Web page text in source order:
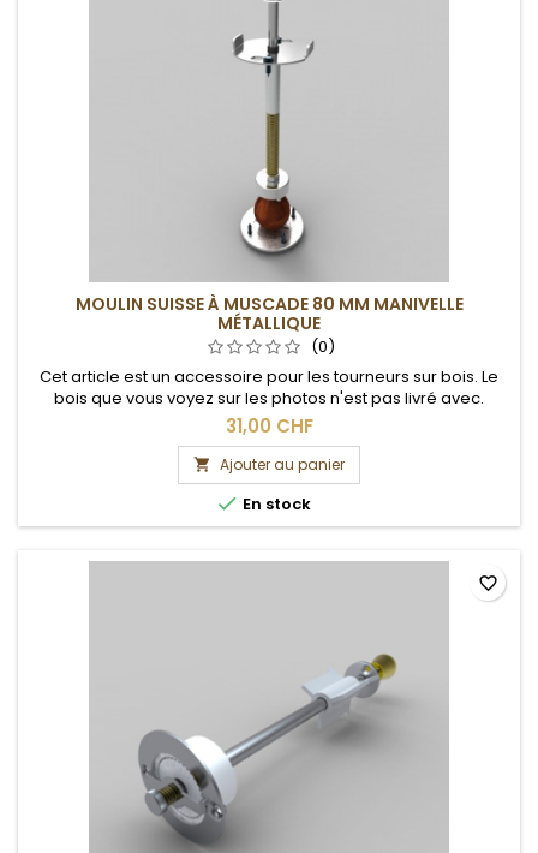
MOULIN SUISSE À MUSCADE 80 MM MANIVELLE
MÉTALLIQUE
(0)
Cet article est un accessoire pour les tourneurs sur bois. Le
bois que vous voyez sur les photos n'est pas livré avec.
31,00 CHF
 Ajouter au panier
 En stock
favorite_border